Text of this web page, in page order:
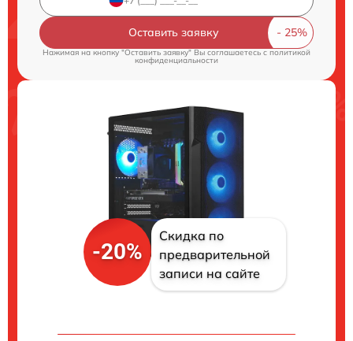
Оставить заявку
Нажимая на кнопку "Оставить заявку" Вы соглашаетесь cполитикой
конфиденциальности
-20%
Скидка по
предварительной
записи на сайте